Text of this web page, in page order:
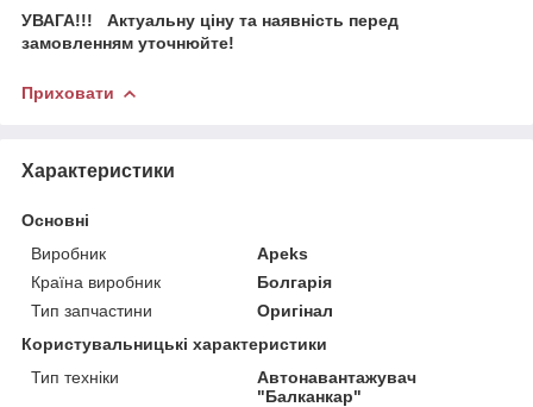
УВАГА!!! Актуальну ціну та наявність перед
замовленням уточнюйте!
Приховати
Характеристики
Основні
Виробник
Apeks
Країна виробник
Болгарія
Тип запчастини
Оригінал
Користувальницькі характеристики
Тип техніки
Автонавантажувач
"Балканкар"